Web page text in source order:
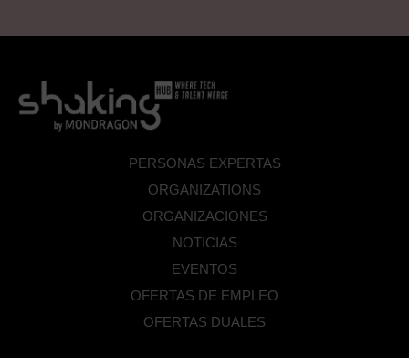
PERSONAS EXPERTAS
ORGANIZATIONS
ORGANIZACIONES
NOTICIAS
EVENTOS
OFERTAS DE EMPLEO
OFERTAS DUALES